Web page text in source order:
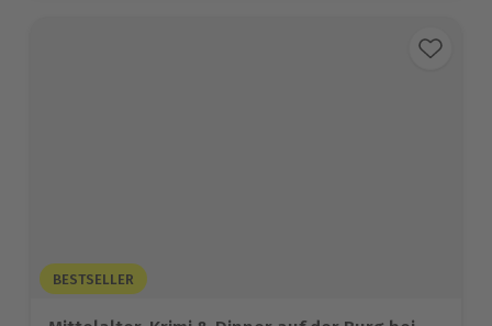
BESTSELLER